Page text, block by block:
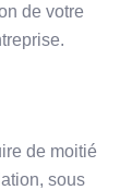
de votre
de moitié
sous